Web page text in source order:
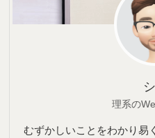
理系の
むずかしいことをわかり易